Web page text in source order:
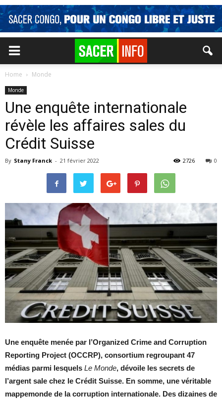
Home Monde
Monde
Une enquête internationale
révèle les affaires sales du
Crédit Suisse
By Stany Franck - 21 février 2022 0
2726
Une enquête menée par l’Organized Crime and Corruption
Reporting Project (OCCRP), consortium regroupant 47
médias parmi lesquels Le Monde, dévoile les secrets de
l’argent sale chez le Crédit Suisse. En somme, une véritable
mappemonde de la corruption internationale. Des dizaines de